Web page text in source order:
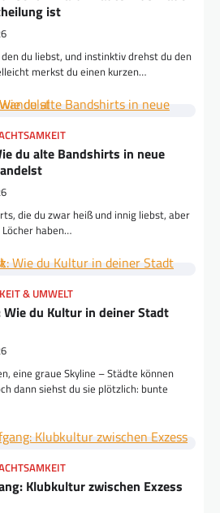
ist
du liebst, und instinktiv drehst du den
merkst du einen kurzen…
du alte Bandshirts in neue
die du zwar heiß und innig liebst, aber
haben…
& UMWELT
du Kultur in deiner Stadt
eine graue Skyline – Städte können
dann siehst du sie plötzlich: bunte
Klubkultur zwischen Exzess